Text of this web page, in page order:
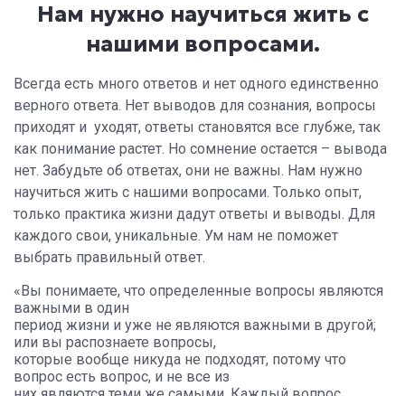
Нам нужно научиться жить с
нашими вопросами.
Всегда есть много ответов и нет одного единственно
верного ответа. Нет выводов для сознания, вопросы
приходят и уходят, ответы становятся все глубже, так
как понимание растет. Но сомнение остается – вывода
нет. Забудьте об ответах, они не важны. Нам нужно
научиться жить с нашими вопросами. Только опыт,
только практика жизни дадут ответы и выводы. Для
каждого свои, уникальные. Ум нам не поможет
выбрать правильный ответ.
«Вы понимаете, что определенные вопросы являются
важными в один
период жизни и уже не являются важными в другой;
или вы распознаете вопросы,
которые вообще никуда не подходят, потому что
вопрос есть вопрос, и не все из